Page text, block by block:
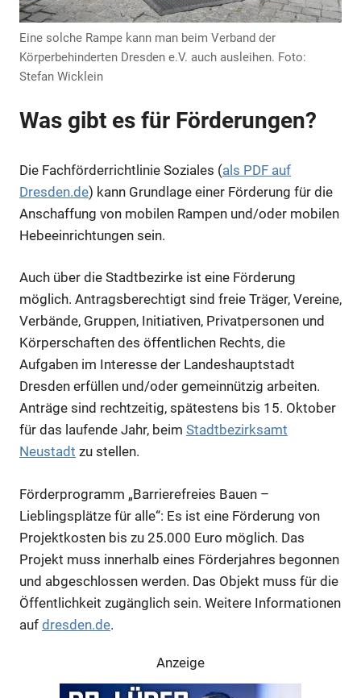
Anzeige
Anzeige
Anzeige
Anzeige
Anzeige
Anzeige
Eine solche Rampe kann man beim Verband der
Körperbehinderten Dresden e.V. auch ausleihen. Foto:
Stefan Wicklein
Was gibt es für Förderungen?
Die Fachförderrichtlinie Soziales (als PDF auf
Dresden.de) kann Grundlage einer Förderung für die
Anschaffung von mobilen Rampen und/oder mobilen
Hebeeinrichtungen sein.
Auch über die Stadtbezirke ist eine Förderung
möglich. Antragsberechtigt sind freie Träger, Vereine,
Verbände, Gruppen, Initiativen, Privatpersonen und
Körperschaften des öffentlichen Rechts, die
Aufgaben im Interesse der Landeshauptstadt
Dresden erfüllen und/oder gemeinnützig arbeiten.
Anträge sind rechtzeitig, spätestens bis 15. Oktober
für das laufende Jahr, beim Stadtbezirksamt
Neustadt zu stellen.
Förderprogramm „Barrierefreies Bauen –
Lieblingsplätze für alle“: Es ist eine Förderung von
Projektkosten bis zu 25.000 Euro möglich. Das
Projekt muss innerhalb eines Förderjahres begonnen
und abgeschlossen werden. Das Objekt muss für die
Öffentlichkeit zugänglich sein. Weitere Informationen
auf dresden.de.
Anzeige